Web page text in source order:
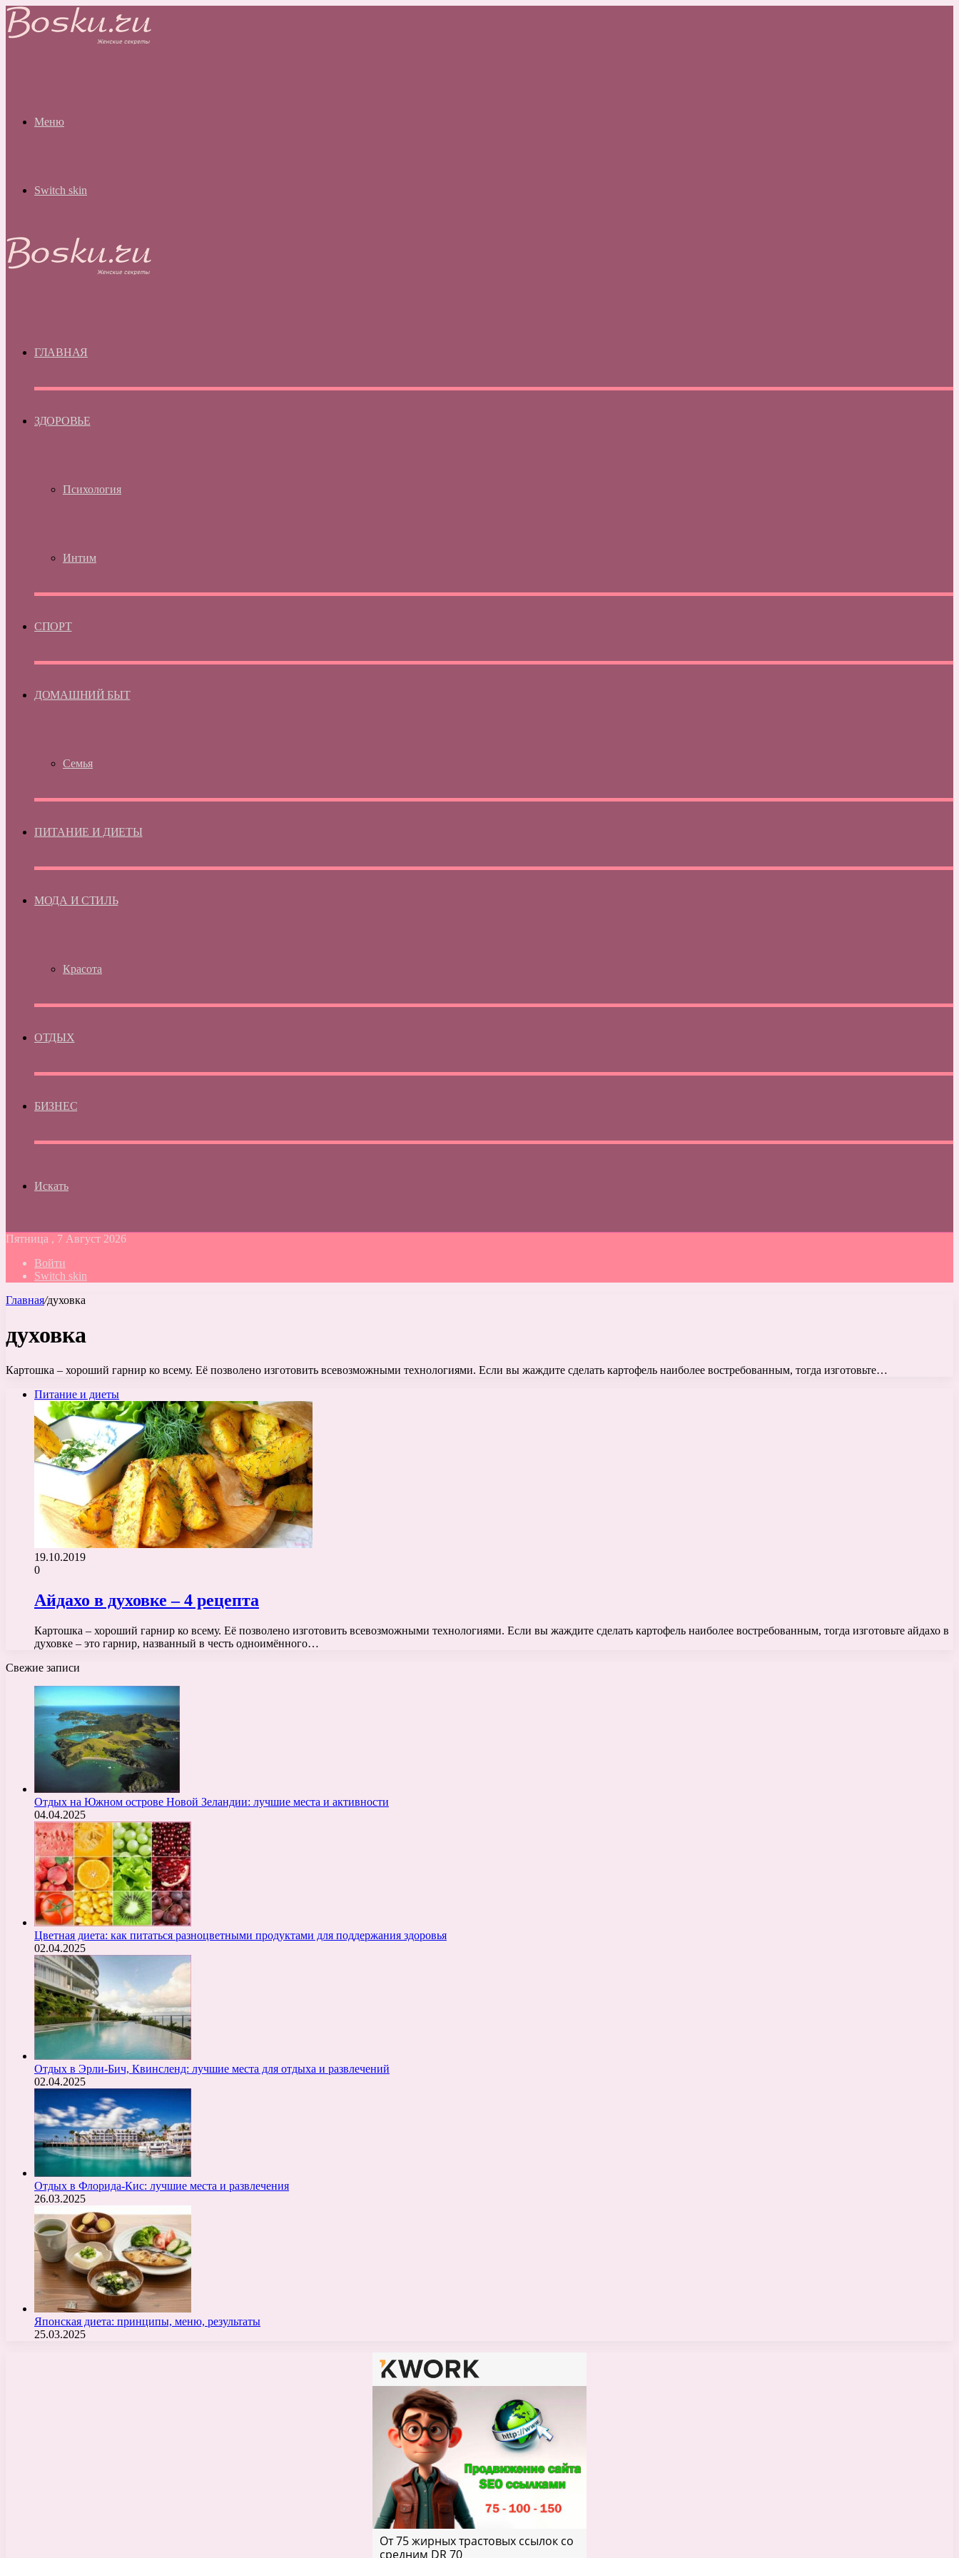
Меню
Switch skin
ГЛАВНАЯ
ЗДОРОВЬЕ
Психология
Интим
СПОРТ
ДОМАШНИЙ БЫТ
Семья
ПИТАНИЕ И ДИЕТЫ
МОДА И СТИЛЬ
Красота
ОТДЫХ
БИЗНЕС
Искать
Пятница , 7 Август 2026
Войти
Switch skin
Главная/духовка
духовка
Картошка – хороший гарнир ко всему. Её позволено изготовить всевозможными технологиями. Если вы жаждите сделать картофель наиболее востребованным, тогда изготовьте…
Питание и диеты
19.10.2019
0
Айдахо в духовке – 4 рецепта
Картошка – хороший гарнир ко всему. Её позволено изготовить всевозможными технологиями. Если вы жаждите сделать картофель наиболее востребованным, тогда изготовьте айдахо в
духовке – это гарнир, названный в честь одноимённого…
Свежие записи
Отдых на Южном острове Новой Зеландии: лучшие места и активности
04.04.2025
Цветная диета: как питаться разноцветными продуктами для поддержания здоровья
02.04.2025
Отдых в Эрли-Бич, Квинсленд: лучшие места для отдыха и развлечений
02.04.2025
Отдых в Флорида-Кис: лучшие места и развлечения
26.03.2025
Японская диета: принципы, меню, результаты
25.03.2025